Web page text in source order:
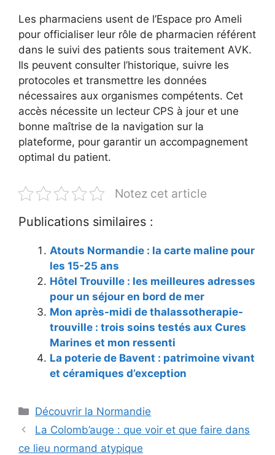
Les pharmaciens usent de l’Espace pro Ameli
pour officialiser leur rôle de pharmacien référent
dans le suivi des patients sous traitement AVK.
Ils peuvent consulter l’historique, suivre les
protocoles et transmettre les données
nécessaires aux organismes compétents. Cet
accès nécessite un lecteur CPS à jour et une
bonne maîtrise de la navigation sur la
plateforme, pour garantir un accompagnement
optimal du patient.
Notez cet article
Publications similaires :
Atouts Normandie : la carte maline pour
les 15-25 ans
Hôtel Trouville : les meilleures adresses
pour un séjour en bord de mer
Mon après-midi de thalassotherapie-
trouville : trois soins testés aux Cures
Marines et mon ressenti
La poterie de Bavent : patrimoine vivant
et céramiques d’exception
Catégories
Découvrir la Normandie
La Colomb’auge : que voir et que faire dans
ce lieu normand atypique